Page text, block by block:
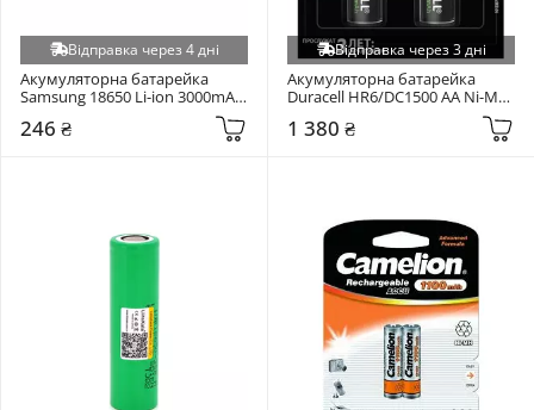
Відправка через 4 дні
Акумуляторна батарейка
Samsung 18650 Li-ion 3000mAh
246 ₴
Відправка через 3 дні
Акумуляторна батарейка
Duracell HR6/DC1500 AA Ni-MH
1 380 ₴